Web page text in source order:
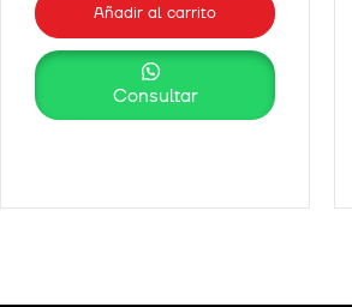
Añadir al carrito
Consultar